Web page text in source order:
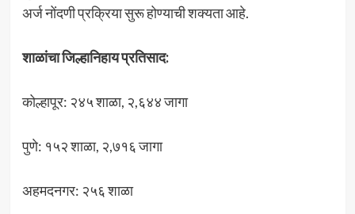
अर्ज नोंदणी प्रक्रिया सुरू होण्याची शक्यता आहे.
शाळांचा जिल्हानिहाय प्रतिसाद:
कोल्हापूर: २४५ शाळा, २,६४४ जागा
पुणे: १५२ शाळा, २,७१६ जागा
अहमदनगर: २५६ शाळा